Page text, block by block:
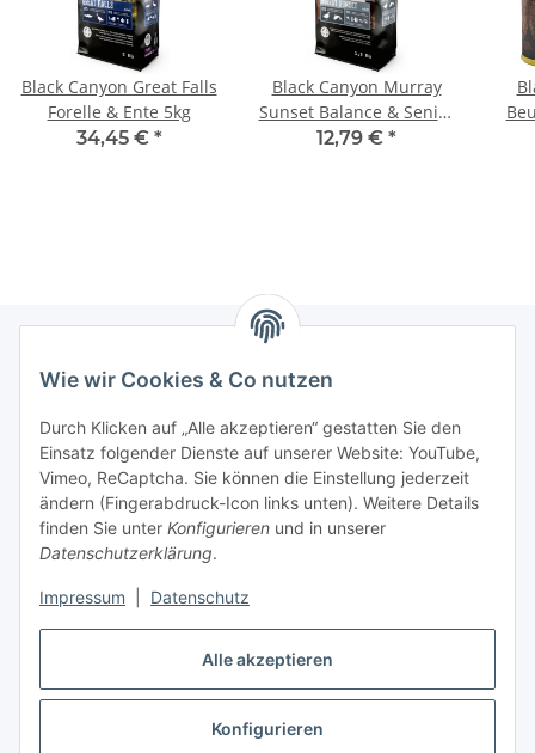
Alle akzeptieren
Konfigurieren
Wie wir Cookies & Co nutzen
Durch Klicken auf „Alle akzeptieren“ gestatten Sie den
Einsatz folgender Dienste auf unserer Website: YouTube,
Vimeo, ReCaptcha. Sie können die Einstellung jederzeit
ändern (Fingerabdruck-Icon links unten). Weitere Details
finden Sie unter Konfigurieren und in unserer
Datenschutzerklärung.
Impressum Datenschutz
Black Canyon Great Falls
Forelle & Ente 5kg
34,45 € *
Black Canyon Murray
Sunset Balance & Senior
Truthahn & Lachs 1,5
12,79 € *
Informationen
Gesetzliche Informationen
Mein Konto
masterframe GmbH